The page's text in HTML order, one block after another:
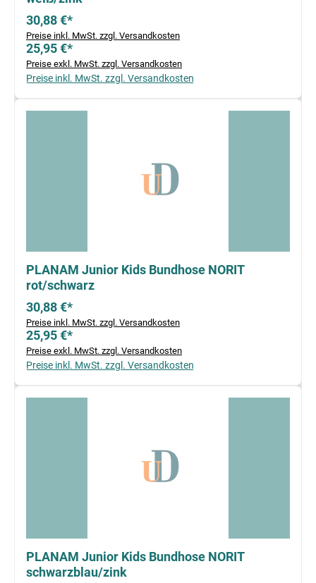
30,88 €*
Preise inkl. MwSt. zzgl. Versandkosten
25,95 €*
Preise exkl. MwSt. zzgl. Versandkosten
Preise inkl. MwSt. zzgl. Versandkosten
PLANAM Junior Kids Bundhose NORIT
rot/schwarz
30,88 €*
Preise inkl. MwSt. zzgl. Versandkosten
25,95 €*
Preise exkl. MwSt. zzgl. Versandkosten
Preise inkl. MwSt. zzgl. Versandkosten
PLANAM Junior Kids Bundhose NORIT
schwarzblau/zink